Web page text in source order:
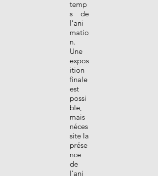
temp
s de
l’ani
matio
n.
Une
expos
ition
finale
est
possi
ble,
mais
néces
site la
prése
nce
de
l’ani